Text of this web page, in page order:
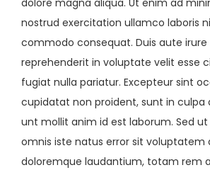
nostrud exercitation ullamco laboris
commodo consequat. Duis aute irure
reprehenderit in voluptate velit esse
fugiat nulla pariatur. Excepteur sint
cupidatat non proident, sunt in culpa
unt mollit anim id est laborum. Sed
omnis iste natus error sit voluptatem
doloremque laudantium, totam rem